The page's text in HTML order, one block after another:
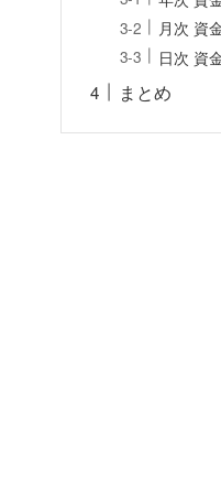
月次 資
日次 資
まとめ